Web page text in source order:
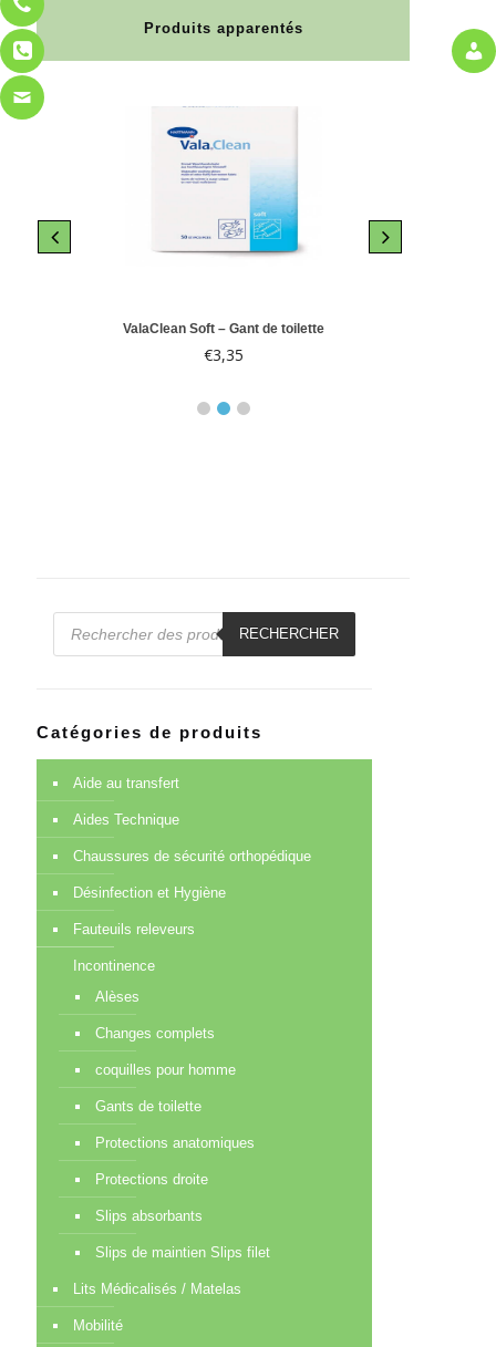
Produits apparentés
ValaClean Soft – Gant de toilette
€3,35
Recherche
RECHERCHER
Catégories de produits
Aide au transfert
Aides Technique
Chaussures de sécurité orthopédique
Désinfection et Hygiène
Fauteuils releveurs
Incontinence
Alèses
Changes complets
coquilles pour homme
Gants de toilette
Protections anatomiques
Protections droite
Slips absorbants
Slips de maintien Slips filet
Lits Médicalisés / Matelas
Mobilité